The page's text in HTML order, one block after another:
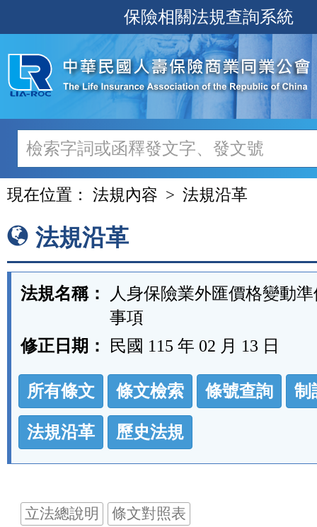
至
主
內
容
保險相關法規查詢系統
現在位置： 法規內容 法規沿革
法規沿革
法規名稱：
人身保險業外匯價格變動
事項
修正日期：
民國 115 年 02 月 13 日
法
規
功
能
按
區
所有條文 條文檢索 條號查詢 制
法規沿革 歷史法規
立法總說明 條文對照表